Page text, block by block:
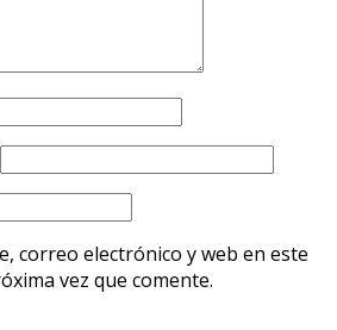
correo electrónico y web en este
vez que comente.